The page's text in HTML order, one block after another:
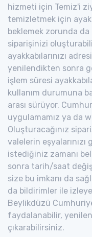
hizmeti için Temiz'i
temizletmek için
beklemek zorunda
siparişinizi
ayakkabılarınızı
yenilendikten sonra
işlem süresi
kullanım durumuna
arası sürüyor.
uygulamamız ya da
Oluşturacağınız
valelerin eşyalarınızı
istediğiniz zamanı
sonra tarih/saat
size bu imkanı da
da bildirimler ile
Beylikdüzü
faydalanabilir,
çıkarabilirsiniz.